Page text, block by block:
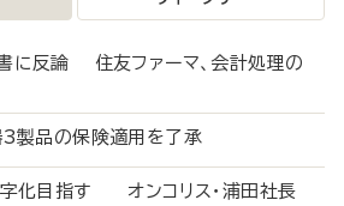
に反論 住友ファーマ、会計処理の
3製品の保険適用を了承
化目指す オンコリス・浦田社長